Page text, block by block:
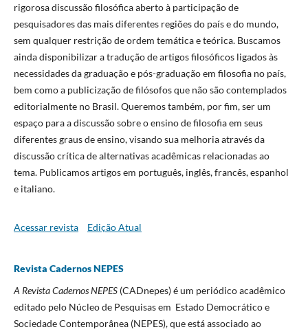
rigorosa discussão filosófica aberto à participação de
pesquisadores das mais diferentes regiões do país e do mundo,
sem qualquer restrição de ordem temática e teórica. Buscamos
ainda disponibilizar a tradução de artigos filosóficos ligados às
necessidades da graduação e pós-graduação em filosofia no país,
bem como a publicização de filósofos que não são contemplados
editorialmente no Brasil. Queremos também, por fim, ser um
espaço para a discussão sobre o ensino de filosofia em seus
diferentes graus de ensino, visando sua melhoria através da
discussão crítica de alternativas acadêmicas relacionadas ao
tema. Publicamos artigos em português, inglês, francês, espanhol
e italiano.
Acessar revista Edição Atual
Revista Cadernos NEPES
A Revista Cadernos NEPES (CADnepes) é um periódico acadêmico
editado pelo Núcleo de Pesquisas em Estado Democrático e
Sociedade Contemporânea (NEPES), que está associado ao